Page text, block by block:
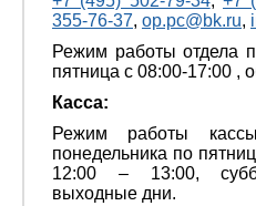
355-76-37, op.pc@bk.ru,
Режим работы отдела
пятница с 08:00-17:00 ,
Касса:
Режим работы
понедельника по
12:00 – 13:00,
выходные дни.